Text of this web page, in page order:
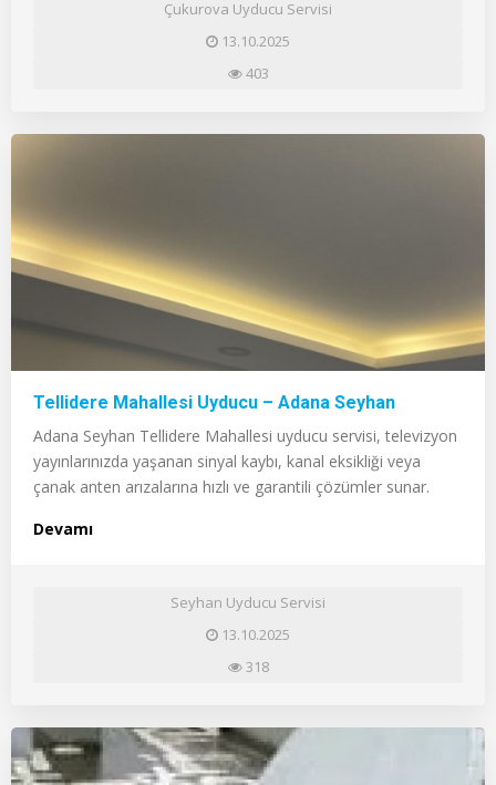
Çukurova Uyducu Servisi
13.10.2025
403
Tellidere Mahallesi Uyducu – Adana Seyhan
Adana Seyhan Tellidere Mahallesi uyducu servisi, televizyon
yayınlarınızda yaşanan sinyal kaybı, kanal eksikliği veya
çanak anten arızalarına hızlı ve garantili çözümler sunar.
Devamı
Seyhan Uyducu Servisi
13.10.2025
318